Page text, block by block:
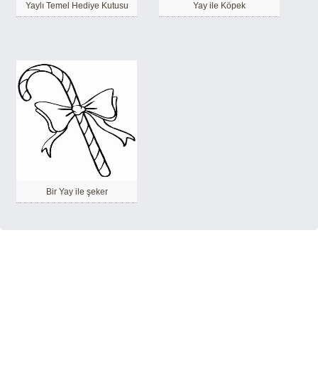
Yaylı Temel Hediye Kutusu Yay ile Köpek
Bir Yay ile şeker